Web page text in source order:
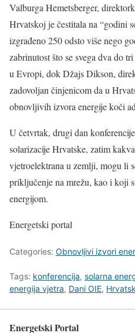
Valburga Hemetsberger,
Hrvatskoj je čestitala na “godini
izgrađeno 250 odsto više nego
zabrinutost što se svega dva do
u Evropi, dok Džajs Dikson,
zadovoljan činjenicom da u
obnovljivih izvora energije koči
U četvrtak, drugi dan
solarizacije Hrvatske, zatim
vjetroelektrana u zemlji, mogu li
priključenje na mrežu, kao i koji
energijom.
Energetski portal
Categories: Obnovljivi izvori
Tags: konferencija, solarna
energija vjetra, Dani OIE,
Energetski Portal